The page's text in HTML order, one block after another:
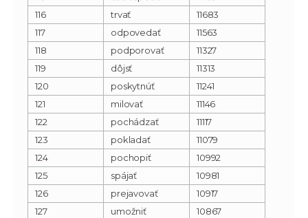
116
trvať
11683
117
odpovedať
11563
118
podporovať
11327
119
dôjsť
11313
120
poskytnúť
11241
121
milovať
11146
122
pochádzať
11117
123
pokladať
11079
124
pochopiť
10992
125
spájať
10981
126
prejavovať
10917
127
umožniť
10867